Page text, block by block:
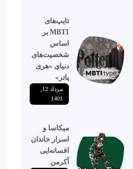
تایپ‌های
MBTI بر
اساس
شخصیت‌های
دنیای «هری
پاتر»
مرداد 12,
1401
میکاسا و
اسرار خاندان
افسانه‌ایی
آکرمن